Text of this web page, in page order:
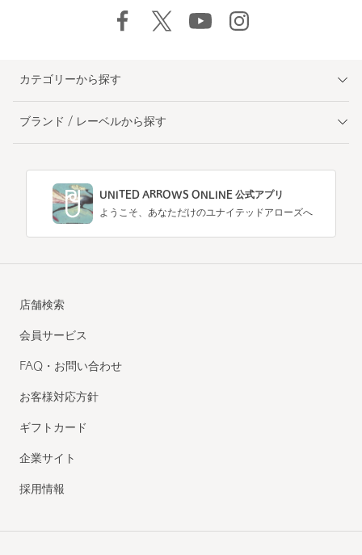
カテゴリーから探す
ブランド / レーベルから探す
UNITED ARROWS ONLINE 公式アプリ
ようこそ、あなただけのユナイテッドアローズへ
店舗検索
会員サービス
FAQ・お問い合わせ
お客様対応方針
ギフトカード
企業サイト
採用情報